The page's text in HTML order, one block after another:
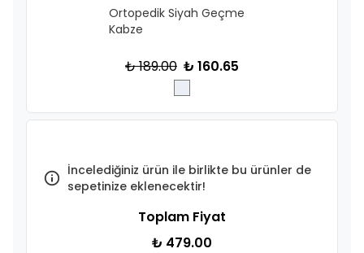
Ortopedik Siyah Geçme
Kabze
₺ 189.00 ₺ 160.65
İncelediğiniz ürün ile birlikte bu ürünler de
sepetinize eklenecektir!
Toplam Fiyat
₺ 479.00